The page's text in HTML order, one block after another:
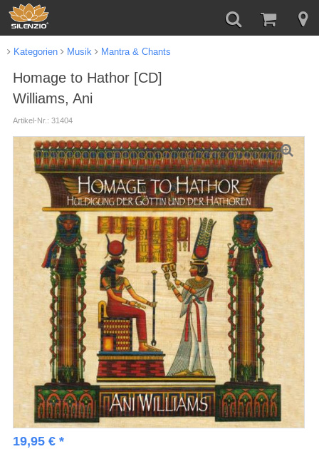
Kategorien Musik Mantra & Chants
Homage to Hathor [CD]
Williams, Ani
Artikel-Nr.: 31404
19,95 € *